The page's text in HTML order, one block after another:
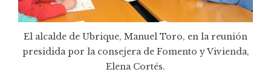
El alcalde de Ubrique, Manuel Toro, en la reunión
presidida por la consejera de Fomento y Vivienda,
Elena Cortés.